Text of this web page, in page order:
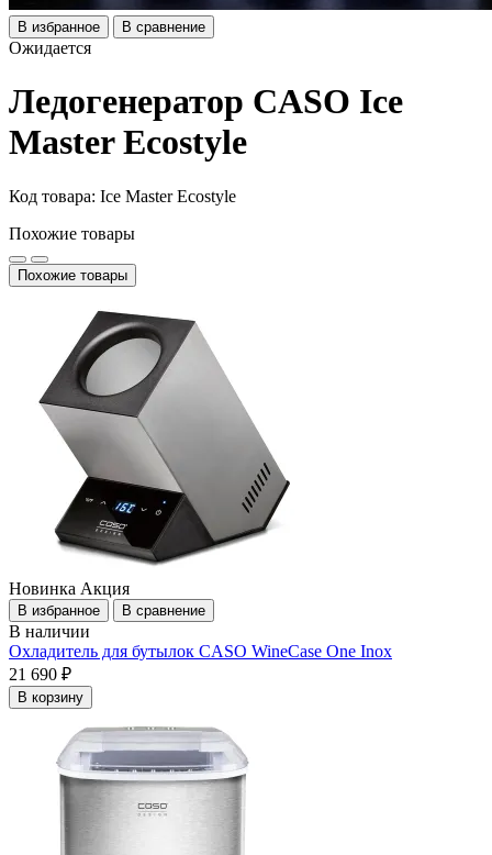
В избранное В сравнение
Ожидается
Ледогенератор CASO Ice
Master Ecostyle
Код товара: Ice Master Ecostyle
Похожие товары
Похожие товары
Новинка Акция
В избранное В сравнение
В наличии
Охладитель для бутылок CASO WineCase One Inox
21 690 ₽
В корзину